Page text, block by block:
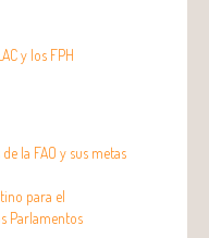
y los FPH
la FAO y sus metas
para el
Parlamentos